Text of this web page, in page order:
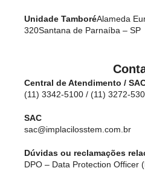
Unidade TamboréAlameda
320Santana de Parnaíba – SP
Central de Atendimento /
(11) 3342-5100 / (11) 3272-
SAC
sac@implacilosstem.com.br
Dúvidas ou reclamações
DPO – Data Protection Officer